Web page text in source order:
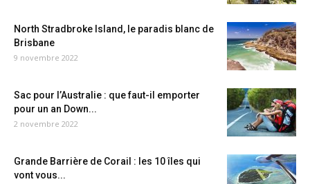
North Stradbroke Island, le paradis blanc de
Brisbane
9 novembre 2022
Sac pour l’Australie : que faut-il emporter
pour un an Down...
2 novembre 2022
Grande Barrière de Corail : les 10 îles qui
vont vous...